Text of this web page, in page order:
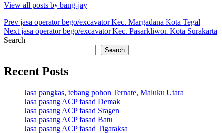
View all posts by bang-jay
Post
navigation
Prev jasa operator bego/excavator Kec. Margadana Kota Tegal
Next jasa operator bego/excavator Kec. Pasarkliwon Kota Surakarta
Search
Search
Recent Posts
Jasa pangkas, tebang pohon Ternate, Maluku Utara
Jasa pasang ACP fasad Demak
Jasa pasang ACP fasad Sragen
Jasa pasang ACP fasad Batu
Jasa pasang ACP fasad Tigaraksa